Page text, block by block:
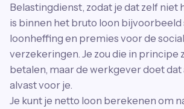
Belastingdienst, zodat je dat zelf niet
is binnen het bruto loon bijvoorbeeld
loonheffing en premies voor de
verzekeringen. Je zou die in principe
betalen, maar de werkgever doet
alvast voor je.
Je kunt je netto loon berekenen om